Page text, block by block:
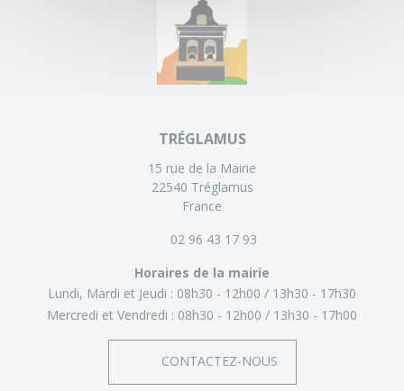
TRÉGLAMUS
15 rue de la Mairie
22540 Tréglamus
France
02 96 43 17 93
Horaires de la mairie
Lundi, Mardi et Jeudi : 08h30 - 12h00
13h30 - 17h30
Mercredi et Vendredi : 08h30 - 12h00 13h30 - 17h00
CONTACTEZ-NOUS